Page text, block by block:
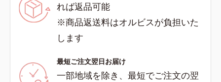
れば返品可能
※商品返送料はオルビスが負担いた
します
最短ご注文翌日お届け
一部地域を除き、最短でご注文の翌